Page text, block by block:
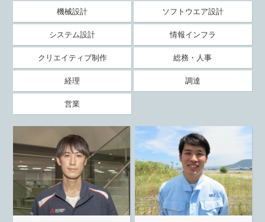
機械設計 ソフトウエア設計
システム設計 情報インフラ
クリエイティブ制作 総務・人事
経理 調達
営業